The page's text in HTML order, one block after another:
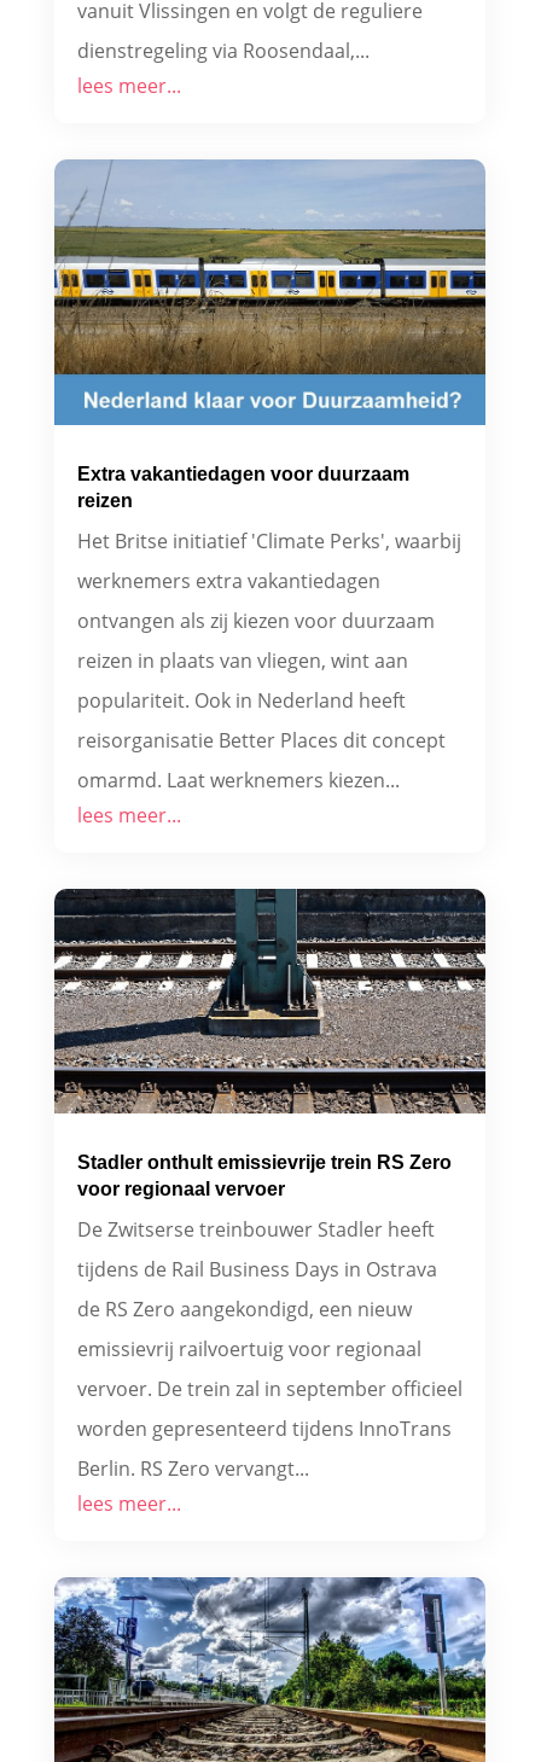
vanuit Vlissingen en volgt de reguliere
dienstregeling via Roosendaal,...
lees meer...
Extra vakantiedagen voor duurzaam
reizen
Het Britse initiatief 'Climate Perks', waarbij
werknemers extra vakantiedagen
ontvangen als zij kiezen voor duurzaam
reizen in plaats van vliegen, wint aan
populariteit. Ook in Nederland heeft
reisorganisatie Better Places dit concept
omarmd. Laat werknemers kiezen...
lees meer...
Stadler onthult emissievrije trein RS Zero
voor regionaal vervoer
De Zwitserse treinbouwer Stadler heeft
tijdens de Rail Business Days in Ostrava
de RS Zero aangekondigd, een nieuw
emissievrij railvoertuig voor regionaal
vervoer. De trein zal in september officieel
worden gepresenteerd tijdens InnoTrans
Berlin. RS Zero vervangt...
lees meer...